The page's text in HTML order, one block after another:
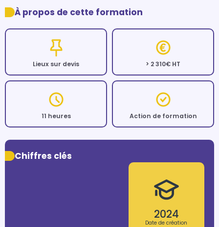
À propos de cette formation
Lieux sur devis > 2 310€ HT
11 heures Action de formation
Chiffres clés
2024
Date de création